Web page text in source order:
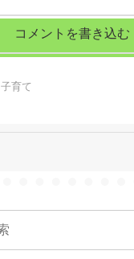
コメントを書き込む
子育て